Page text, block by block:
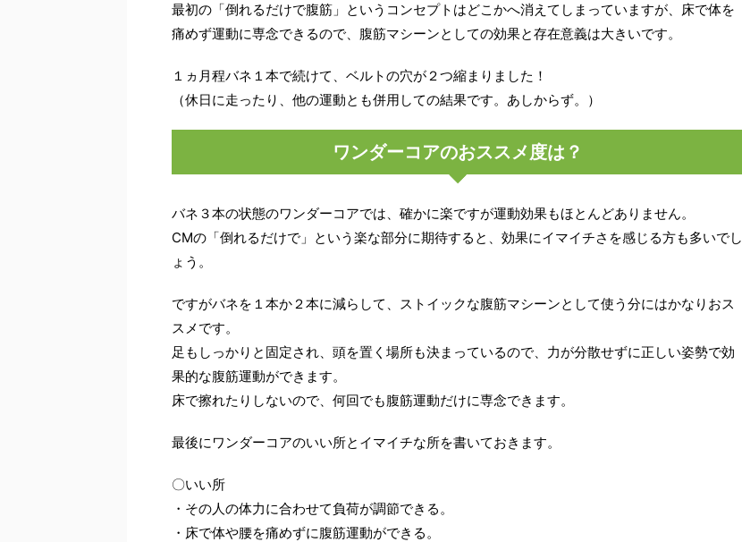
最初の「倒れるだけで腹筋」というコンセプトはどこかへ消えてしまっていますが、床で体を
痛めず運動に専念できるので、腹筋マシーンとしての効果と存在意義は大きいです。
１ヵ月程バネ１本で続けて、ベルトの穴が２つ縮まりました！
（休日に走ったり、他の運動とも併用しての結果です。あしからず。）
ワンダーコアのおススメ度は？
バネ３本の状態のワンダーコアでは、確かに楽ですが運動効果もほとんどありません。
CMの「倒れるだけで」という楽な部分に期待すると、効果にイマイチさを感じる方も多いでし
ょう。
ですがバネを１本か２本に減らして、ストイックな腹筋マシーンとして使う分にはかなりおス
スメです。
足もしっかりと固定され、頭を置く場所も決まっているので、力が分散せずに正しい姿勢で効
果的な腹筋運動ができます。
床で擦れたりしないので、何回でも腹筋運動だけに専念できます。
最後にワンダーコアのいい所とイマイチな所を書いておきます。
〇いい所
・その人の体力に合わせて負荷が調節できる。
・床で体や腰を痛めずに腹筋運動ができる。